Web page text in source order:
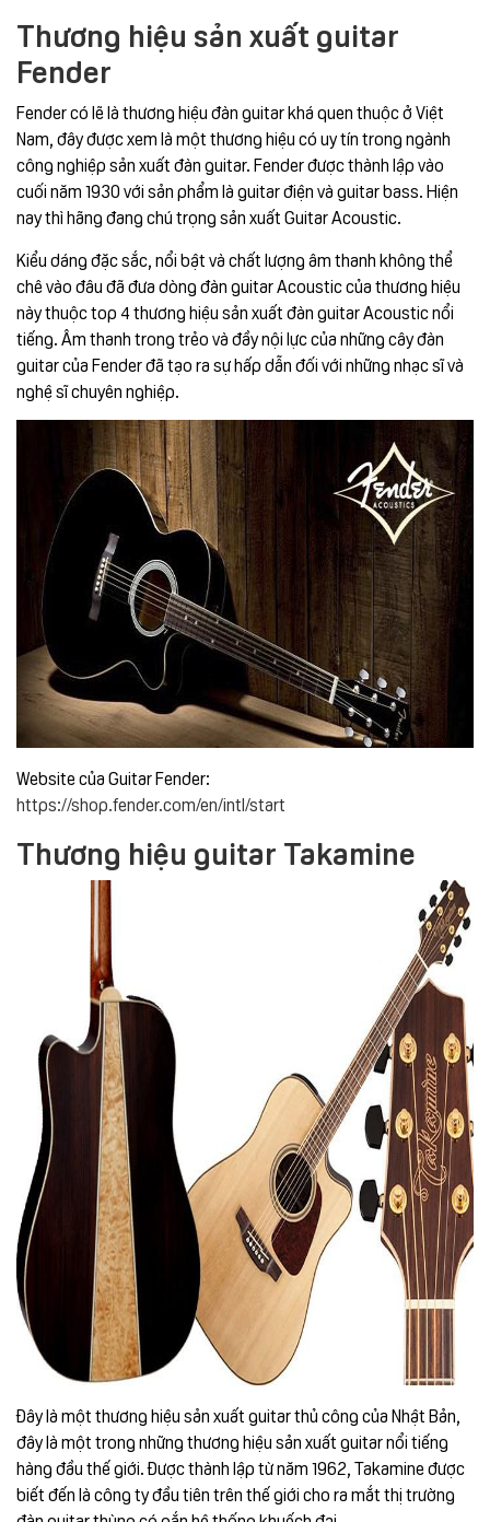
Thương hiệu sản xuất guitar
Fender
Fender có lẽ là thương hiệu đàn guitar khá quen thuộc ở Việt
Nam, đây được xem là một thương hiệu có uy tín trong ngành
công nghiệp sản xuất đàn guitar. Fender được thành lập vào
cuối năm 1930 với sản phẩm là guitar điện và guitar bass. Hiện
nay thì hãng đang chú trọng sản xuất Guitar Acoustic.
Kiểu dáng đặc sắc, nổi bật và chất lượng âm thanh không thể
chê vào đâu đã đưa dòng đàn guitar Acoustic của thương hiệu
này thuộc top 4 thương hiệu sản xuất đàn guitar Acoustic nổi
tiếng. Âm thanh trong trẻo và đầy nội lực của những cây đàn
guitar của Fender đã tạo ra sự hấp dẫn đối với những nhạc sĩ và
nghệ sĩ chuyên nghiệp.
Website của Guitar Fender:
https://shop.fender.com/en/intl/start
Thương hiệu guitar Takamine
Đây là một thương hiệu sản xuất guitar thủ công của Nhật Bản,
đây là một trong những thương hiệu sản xuất guitar nổi tiếng
hàng đầu thế giới. Được thành lập từ năm 1962, Takamine được
biết đến là công ty đầu tiên trên thế giới cho ra mắt thị trường